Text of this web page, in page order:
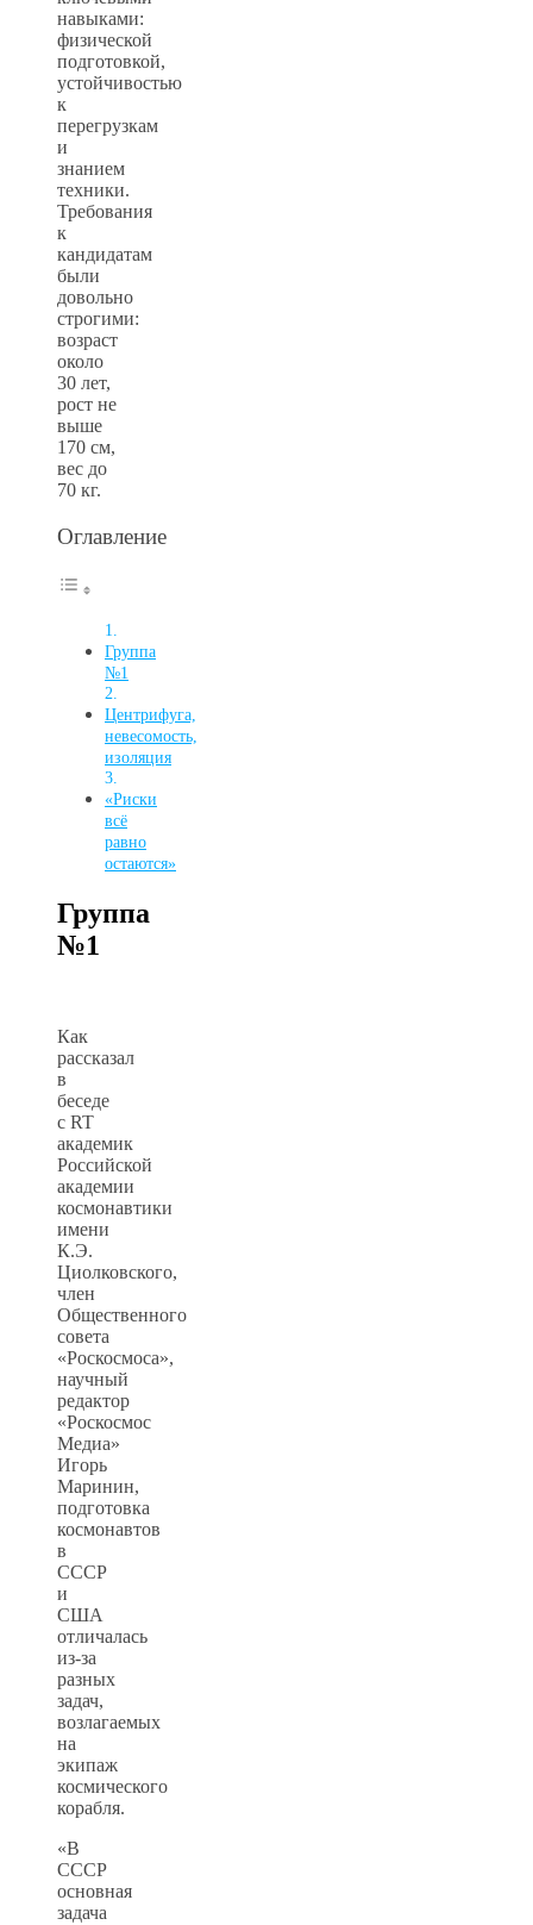
навыками:
физической
подготовкой,
устойчивостью
к
перегрузкам
и
знанием
техники.
Требования
к
кандидатам
были
довольно
строгими:
возраст
около
30 лет,
рост не
выше
170 см,
вес до
70 кг.
Оглавление
Группа
№1
Центрифуга,
невесомость,
изоляция
«Риски
всё
равно
остаются»
Группа
№1
Как
рассказал
в
беседе
с RT
академик
Российской
академии
космонавтики
имени
К.Э.
Циолковского,
член
Общественного
совета
«Роскосмоса»,
научный
редактор
«Роскосмос
Медиа»
Игорь
Маринин,
подготовка
космонавтов
в
СССР
и
США
отличалась
из-за
разных
задач,
возлагаемых
на
экипаж
космического
корабля.
«В
СССР
основная
задача